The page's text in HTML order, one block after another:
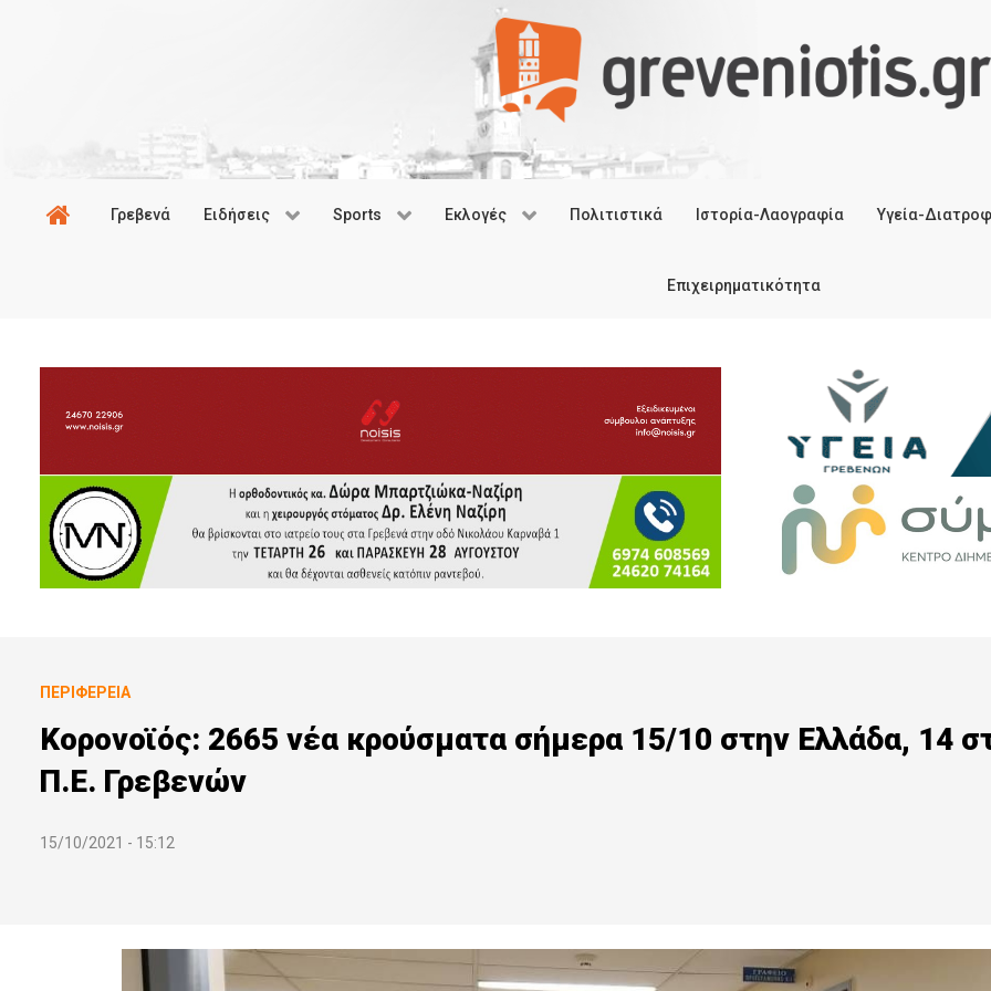
Γρεβενά Ειδήσεις Sports Εκλογές Πολιτιστικά Ιστορία-Λαογραφία Υγεία-
Επιχειρηματικότητα
ΠΕΡΙΦΈΡΕΙΑ
Κορονοϊός: 2665 νέα κρούσματα σήμερα 15/10 στην Ελλάδα, 14
Π.Ε. Γρεβενών
15/10/2021 - 15:12